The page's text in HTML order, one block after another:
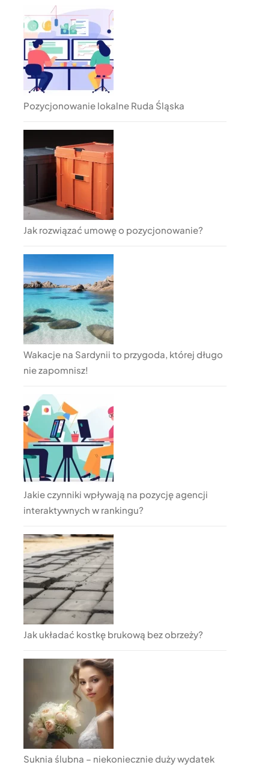
Pozycjonowanie lokalne Ruda Śląska
Jak rozwiązać umowę o pozycjonowanie?
Wakacje na Sardynii to przygoda, której długo
nie zapomnisz!
Jakie czynniki wpływają na pozycję agencji
interaktywnych w rankingu?
Jak układać kostkę brukową bez obrzeży?
Suknia ślubna – niekoniecznie duży wydatek